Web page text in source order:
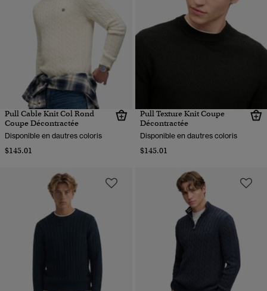
Pull Cable Knit Col Rond
Coupe Décontractée
Disponible en dautres coloris
$145.01
Pull Texture Knit Coupe
Décontractée
Disponible en dautres coloris
$145.01